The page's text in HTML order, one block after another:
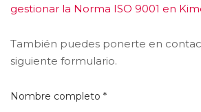
gestionar la Norma ISO 9001 en
También puedes ponerte en
siguiente formulario.
Nombre completo *